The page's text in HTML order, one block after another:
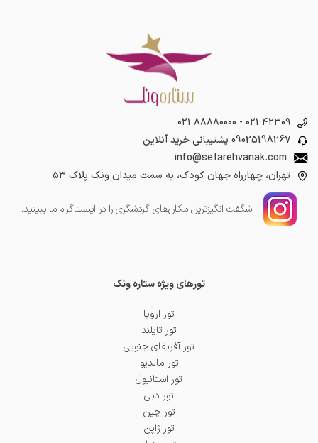
۰۲۱ ۸۸۸۸۰۰۰۰ - ۰۲۱ ۴۲۳۰۹
09025198267 پشتیبانی خرید آنلاین
info@setarehvanak.com
تهران، چهارراه جهان کودک، به سمت میدان ونک پلاک ۵۳
شگفت انگیز‌ترین مکان‌های گردشگری را در اینستاگرام ما ببینید.
تورهای ویژه ستاره ونک
تور اروپا
تور تایلند
تور آفریقای جنوبی
تور مالدیو
تور استانبول
تور دبی
تور چین
تور ژاپن